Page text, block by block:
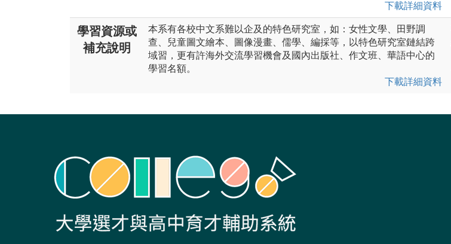
下載詳細資料
學習資源或
補充說明
本系有各校中文系難以企及的特色研究室，如：女性文學、田野調
查、兒童圖文繪本、圖像漫畫、儒學、編採等，以特色研究室鏈結跨
域習，更有許海外交流學習機會及國內出版社、作文班、華語中心的
學習名額。
下載詳細資料